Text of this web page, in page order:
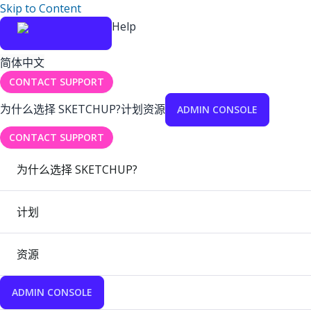
Skip to Content
Help
简体中文
CONTACT SUPPORT
为什么选择 SKETCHUP?计划资源 ADMIN CONSOLE
CONTACT SUPPORT
为什么选择 SKETCHUP?
计划
资源
ADMIN CONSOLE